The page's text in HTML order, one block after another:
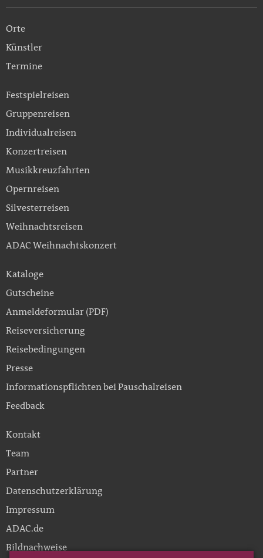
Orte
Künstler
Termine
Festspielreisen
Gruppenreisen
Individualreisen
Konzertreisen
Musikkreuzfahrten
Opernreisen
Silvesterreisen
Weihnachtsreisen
ADAC Weihnachtskonzert
Kataloge
Gutscheine
Anmeldeformular (PDF)
Reiseversicherung
Reisebedingungen
Presse
Informationspflichten bei Pauschalreisen
Feedback
Kontakt
Team
Partner
Datenschutzerklärung
Impressum
ADAC.de
Bildnachweise